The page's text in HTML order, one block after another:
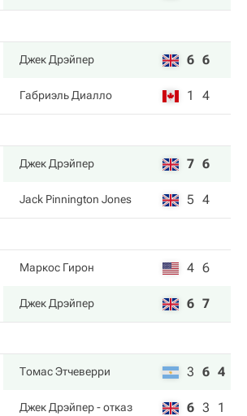
Джек Дрэйпер 6 6
Габриэль Диалло 1 4
Джек Дрэйпер 7 6
Jack Pinnington Jones 5 4
Маркос Гирон 4 6
Джек Дрэйпер 6 7
Томас Этчеверри 3 6 4
Джек Дрэйпер- отказ 6 3 1